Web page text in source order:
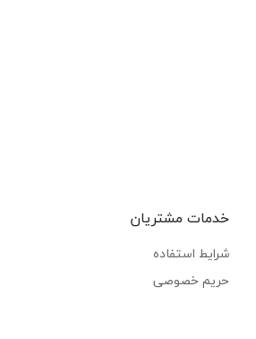
خدمات مشتریان
شرایط استفاده
حریم خصوصی